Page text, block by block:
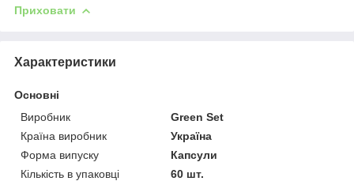
Приховати
Характеристики
Основні
Виробник
Green Set
Країна виробник
Україна
Форма випуску
Капсули
Кількість в упаковці
60 шт.